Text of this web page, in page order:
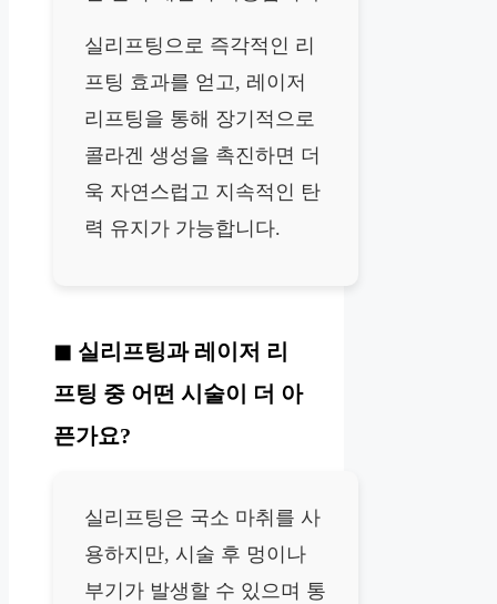
실리프팅으로 즉각적인 리
프팅 효과를 얻고, 레이저
리프팅을 통해 장기적으로
콜라겐 생성을 촉진하면 더
욱 자연스럽고 지속적인 탄
력 유지가 가능합니다.
실리프팅과 레이저 리
프팅 중 어떤 시술이 더 아
픈가요?
실리프팅은 국소 마취를 사
용하지만, 시술 후 멍이나
부기가 발생할 수 있으며 통